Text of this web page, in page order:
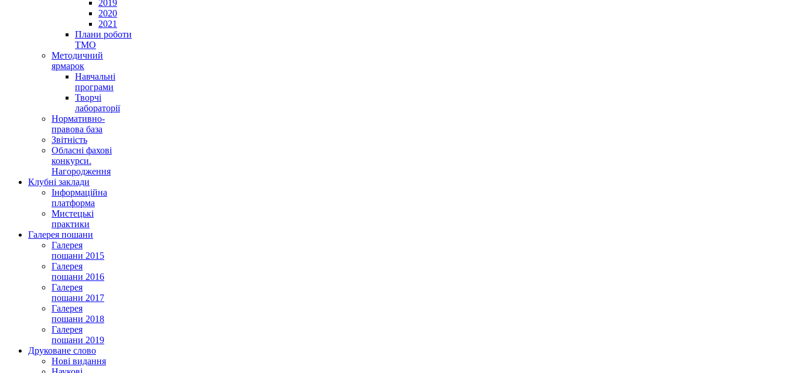
2019
2020
2021
Плани роботи
ТМО
Методичний
ярмарок
Навчальні
програми
Творчі
лабораторії
Нормативно-
правова база
Звітність
Обласні фахові
конкурси.
Нагородження
Клубні заклади
Інформаційна
платформа
Мистецькі
практики
Галерея пошани
Галерея
пошани 2015
Галерея
пошани 2016
Галерея
пошани 2017
Галерея
пошани 2018
Галерея
пошани 2019
Друковане слово
Нові видання